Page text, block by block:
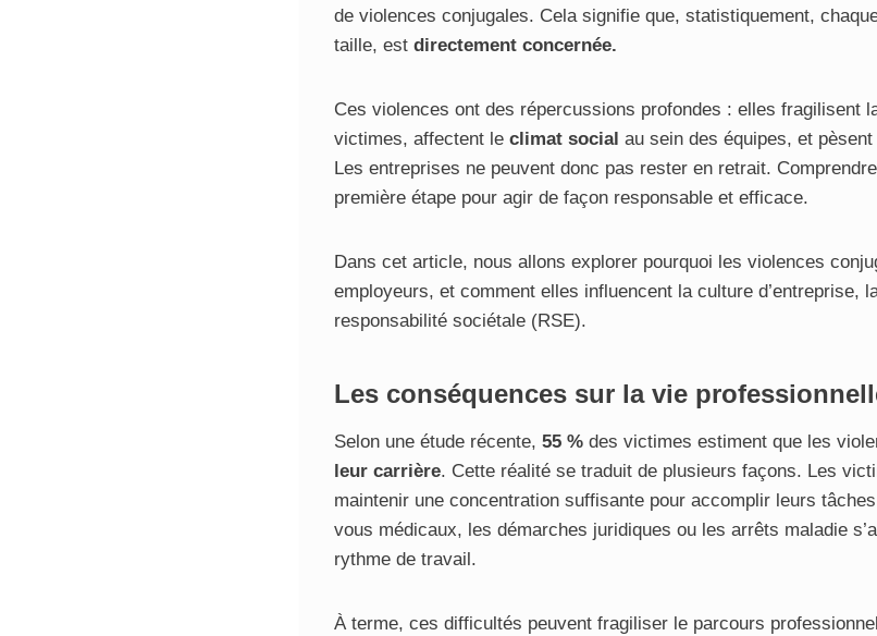
de violences conjugales. Cela signifie que, statistiquement,
taille, est directement concernée.
Ces violences ont des répercussions profondes : elles fragilisent
victimes, affectent le climat social au sein des équipes, et
Les entreprises ne peuvent donc pas rester en retrait.
première étape pour agir de façon responsable et efficace.
Dans cet article, nous allons explorer pourquoi les violences
employeurs, et comment elles influencent la culture d’entreprise,
responsabilité sociétale (RSE).
Les conséquences sur la vie
Selon une étude récente, 55 % des victimes estiment que les
leur carrière. Cette réalité se traduit de plusieurs façons. Les
maintenir une concentration suffisante pour accomplir leurs
vous médicaux, les démarches juridiques ou les arrêts maladie
rythme de travail.
À terme, ces difficultés peuvent fragiliser le parcours